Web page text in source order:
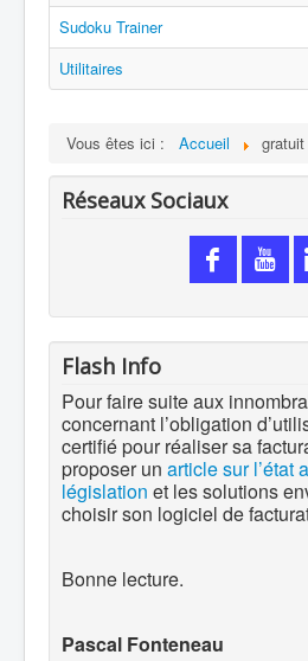
Sudoku Trainer
Utilitaires
Vous êtes ici : Accueil gratuit
Réseaux Sociaux
Flash Info
Pour faire suite aux
concernant l’obligation
certifié pour réaliser sa
proposer un article sur l’état
législation et les solutions
choisir son logiciel de
Bonne lecture.
Pascal Fonteneau